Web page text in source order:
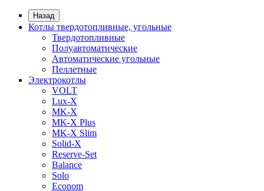
Назад
Котлы твердотопливные, угольные
Твердотопливные
Полуавтоматические
Автоматические угольные
Пеллетные
Электрокотлы
VOLT
Lux-X
MK-X
MK-X Plus
MK-X Slim
Solid-X
Reserve-Set
Balance
Solo
Econom